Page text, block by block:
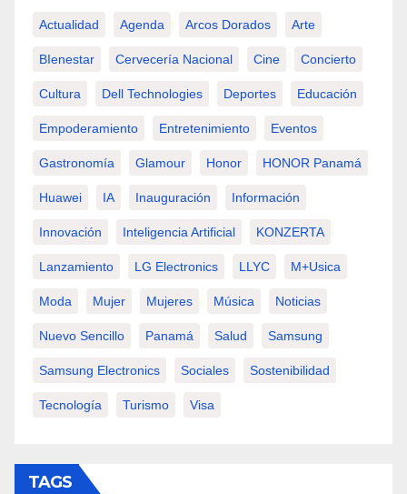
Actualidad Agenda Arcos Dorados Arte
BIenestar Cervecería Nacional Cine Concierto
Cultura Dell Technologies Deportes Educación
Empoderamiento Entretenimiento Eventos
Gastronomía Glamour Honor HONOR Panamá
Huawei IA Inauguración Información
Innovación Inteligencia Artificial KONZERTA
Lanzamiento LG Electronics LLYC M+usica
Moda Mujer Mujeres Música Noticias
Nuevo Sencillo Panamá Salud Samsung
Samsung Electronics Sociales Sostenibilidad
Tecnología Turismo Visa
TAGS